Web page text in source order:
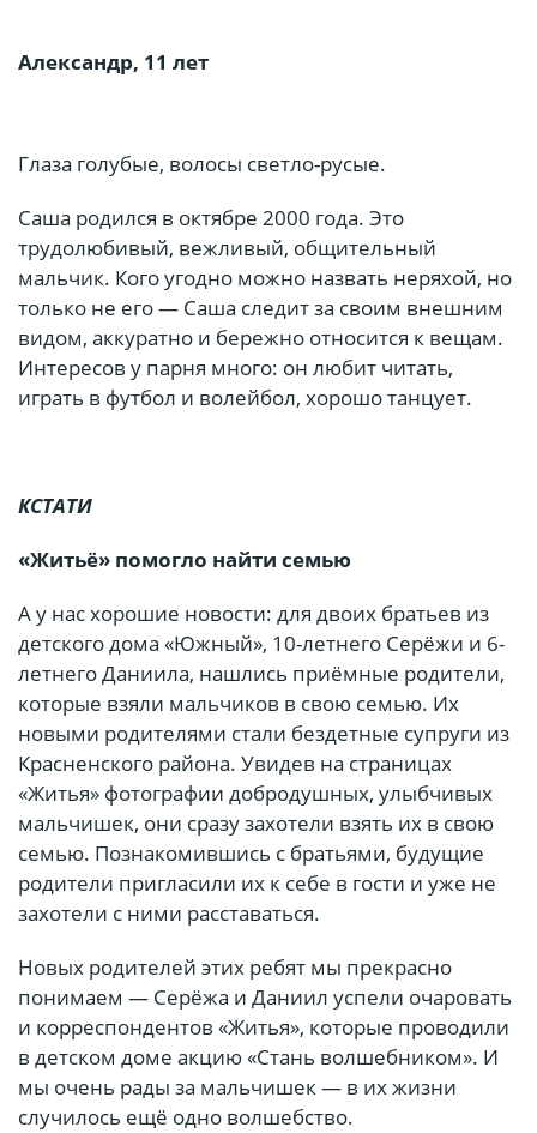
Александр, 11 лет
Глаза голубые, волосы светло-русые.
Саша родился в октябре 2000 года. Это
трудолюбивый, вежливый, общительный
мальчик. Кого угодно можно назвать неряхой, но
только не его — Саша следит за своим внешним
видом, аккуратно и бережно относится к вещам.
Интересов у парня много: он любит читать,
играть в футбол и волейбол, хорошо танцует.
КСТАТИ
«Житьё» помогло найти семью
А у нас хорошие новости: для двоих братьев из
детского дома «Южный», 10-летнего Серёжи и 6-
летнего Даниила, нашлись приёмные родители,
которые взяли мальчиков в свою семью. Их
новыми родителями стали бездетные супруги из
Красненского района. Увидев на страницах
«Житья» фотографии добродушных, улыбчивых
мальчишек, они сразу захотели взять их в свою
семью. Познакомившись с братьями, будущие
родители пригласили их к себе в гости и уже не
захотели с ними расставаться.
Новых родителей этих ребят мы прекрасно
понимаем — Серёжа и Даниил успели очаровать
и корреспондентов «Житья», которые проводили
в детском доме акцию «Стань волшебником». И
мы очень рады за мальчишек — в их жизни
случилось ещё одно волшебство.